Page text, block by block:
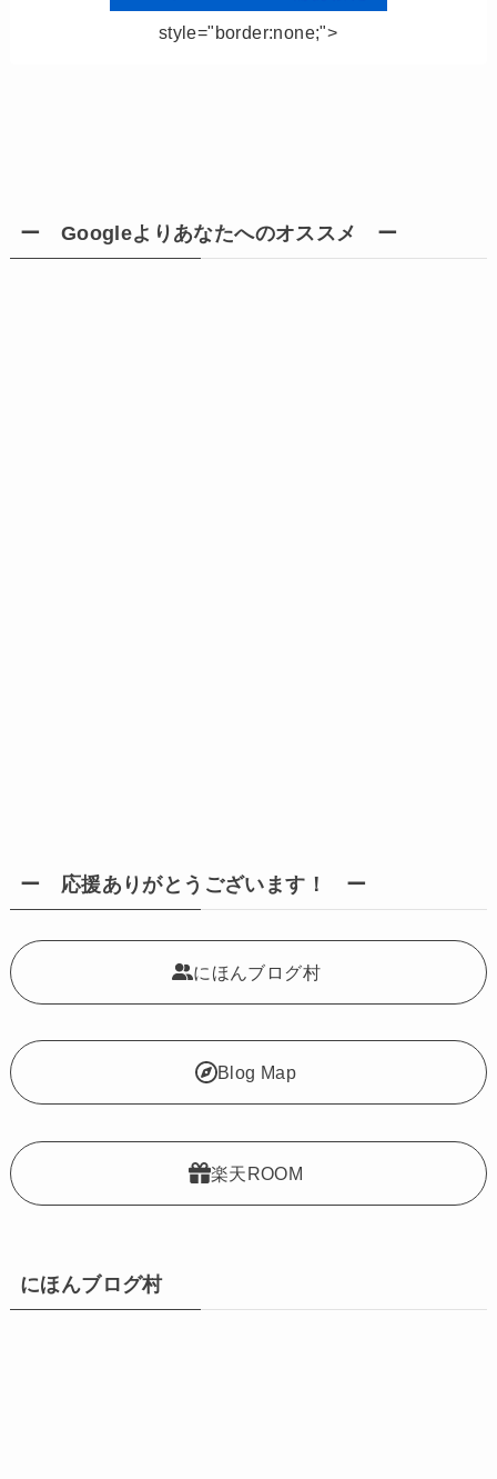
style="border:none;">
ー Googleよりあなたへのオススメ ー
ー 応援ありがとうございます！ ー
にほんブログ村
Blog Map
楽天ROOM
にほんブログ村